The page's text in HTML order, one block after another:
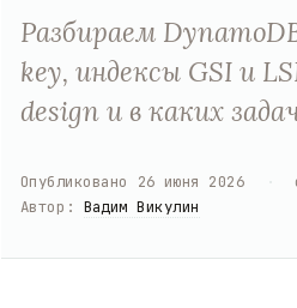
Разбираем
key, индексы GSI и
design и в каких
Опубликовано 26 июня 2026
Автор : Вадим Викулин